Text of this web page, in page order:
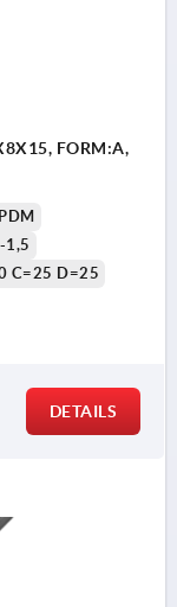
FORM:A,
1,5
C=25 D=25
DETAILS